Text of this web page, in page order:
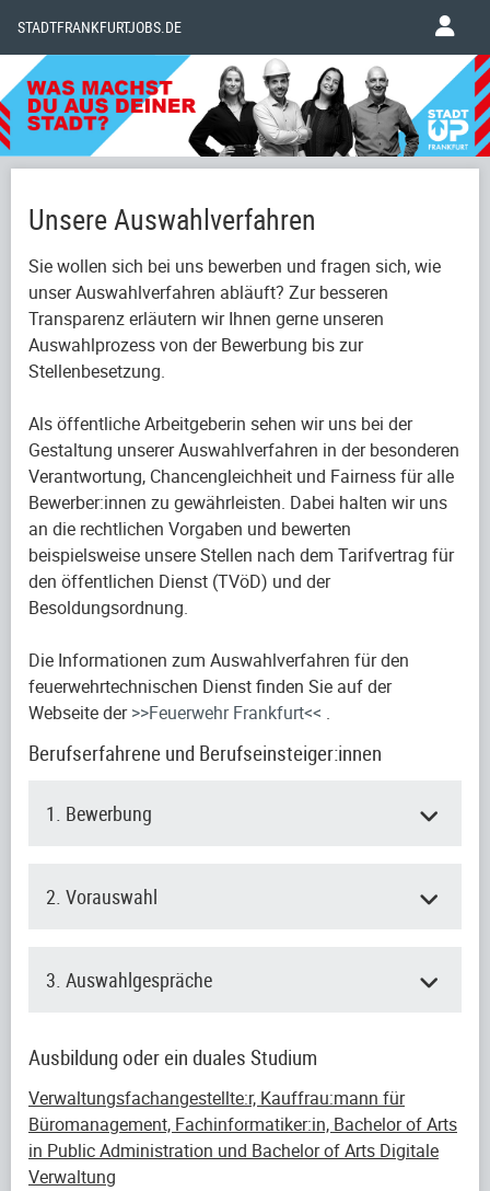
STADTFRANKFURTJOBS.DE
Unsere Auswahlverfahren
Sie wollen sich bei uns bewerben und fragen sich, wie
unser Auswahlverfahren abläuft? Zur besseren
Transparenz erläutern wir Ihnen gerne unseren
Auswahlprozess von der Bewerbung bis zur
Stellenbesetzung.
Als öffentliche Arbeitgeberin sehen wir uns bei der
Gestaltung unserer Auswahlverfahren in der besonderen
Verantwortung, Chancengleichheit und Fairness für alle
Bewerber:innen zu gewährleisten. Dabei halten wir uns
an die rechtlichen Vorgaben und bewerten
beispielsweise unsere Stellen nach dem Tarifvertrag für
den öffentlichen Dienst (TVöD) und der
Besoldungsordnung.
Die Informationen zum Auswahlverfahren für den
feuerwehrtechnischen Dienst finden Sie auf der
Webseite der>>Feuerwehr Frankfurt<< .
Berufserfahrene und Berufseinsteiger:innen
1. Bewerbung
2. Vorauswahl
3. Auswahlgespräche
Ausbildung oder ein duales Studium
Verwaltungsfachangestellte:r, Kauffrau:mann für
Büromanagement, Fachinformatiker:in, Bachelor of Arts
in Public Administration und Bachelor of Arts Digitale
Verwaltung